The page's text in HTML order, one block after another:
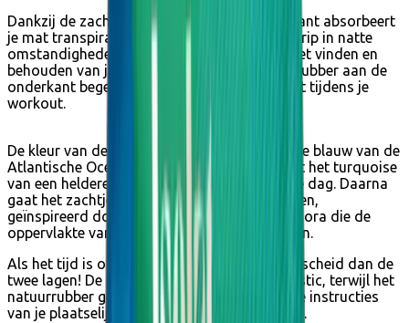
Dankzij de zachte microvezel aan de bovenkant absorbeert
je mat transpiratie en zorgt voor maximale grip in natte
omstandigheden, de middenlijn helpt je bij het vinden en
behouden van je uitlijning en het natuurlijke rubber aan de
onderkant begeleidt je en zorgt voor comfort tijdens je
workout.
De kleur van deze mat varieert van het intense blauw van de
Atlantische Oceaan, vol onderwaterleven, tot het turquoise
van een heldere hemel op een warme zonnige dag. Daarna
gaat het zachtjes over in een rustgevend groen,
geïnspireerd door de vele tinten weelderige flora die de
oppervlakte van dit magische eiland bedekken.
Als het tijd is om je Energy tapijt te recyclen, scheid dan de
twee lagen! De gekleurde stof gaat in het plastic, terwijl het
natuurrubber gerecycled kan worden door de instructies
van je plaatselijke recyclingcentrum te volgen.